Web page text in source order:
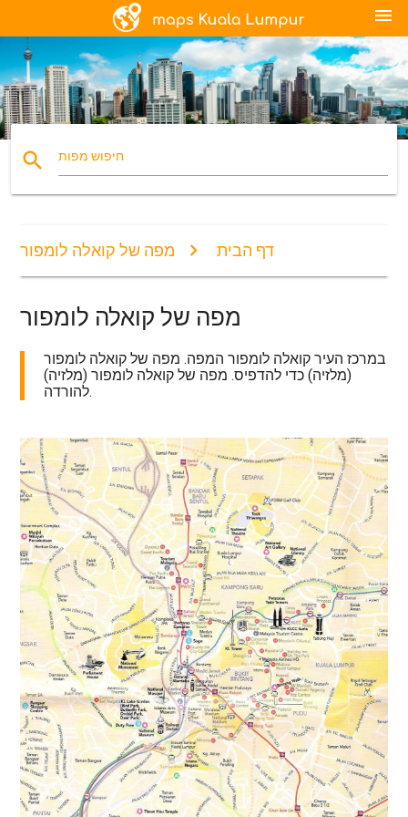
menu
search חיפוש מפות
דף הבית מפה של קואלה לומפור
מפה של קואלה לומפור
במרכז העיר קואלה לומפור המפה. מפה של קואלה לומפור
(מלזיה) כדי להדפיס. מפה של קואלה לומפור (מלזיה)
להורדה.